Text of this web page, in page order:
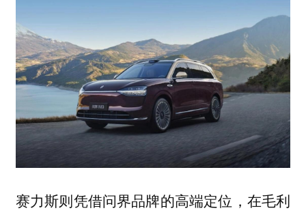
赛力斯则凭借问界品牌的高端定位，在毛利